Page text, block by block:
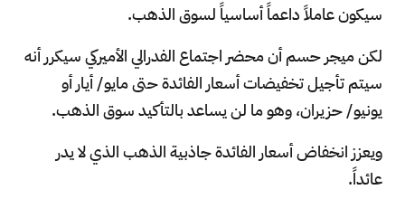
سيكون عاملاً داعماً أساسياً لسوق الذهب.
لكن ميجر حسم أن محضر اجتماع الفدرالي الأميركي سيكرر أنه
سيتم تأجيل تخفيضات أسعار الفائدة حتى مايو/ أيار أو
يونيو/ حزيران، وهو ما لن يساعد بالتأكيد سوق الذهب.
ويعزز انخفاض أسعار الفائدة جاذبية الذهب الذي لا يدر
عائداً.